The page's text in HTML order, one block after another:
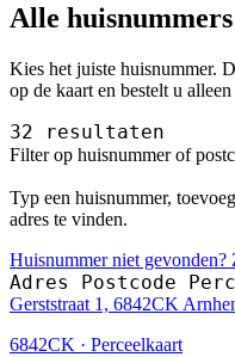
Alle
Kies het juiste huisnummer.
op de kaart en bestelt u
32 resultaten
Filter op huisnummer of
Typ een huisnummer,
adres te vinden.
Huisnummer niet gevonden?
Adres Postcode
Gerststraat 1, 6842CK
6842CK · Perceelkaart